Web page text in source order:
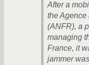
After a
the
(ANFR), a
managing
France, it
jammer